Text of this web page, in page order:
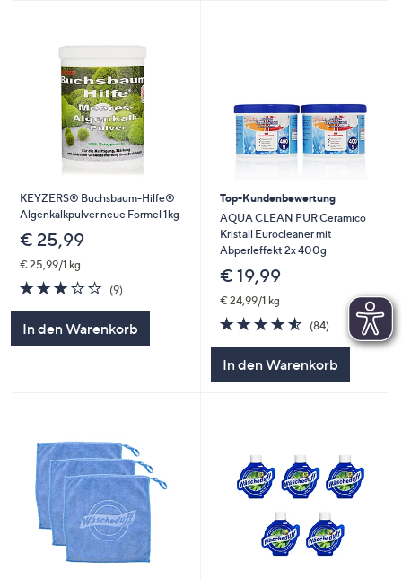
KEYZERS® Buchsbaum-Hilfe®
Algenkalkpulver neue Formel 1kg
€ 25,99
€ 25,99/1 kg
3.0
von
5
(9)
In den Warenkorb
Top-Kundenbewertung
AQUA CLEAN PUR Ceramico
Kristall Eurocleaner mit
Abperleffekt 2x 400g
€ 19,99
€ 24,99/1 kg
4.5
von
(84)84
Bewertungen
In den Warenkorb